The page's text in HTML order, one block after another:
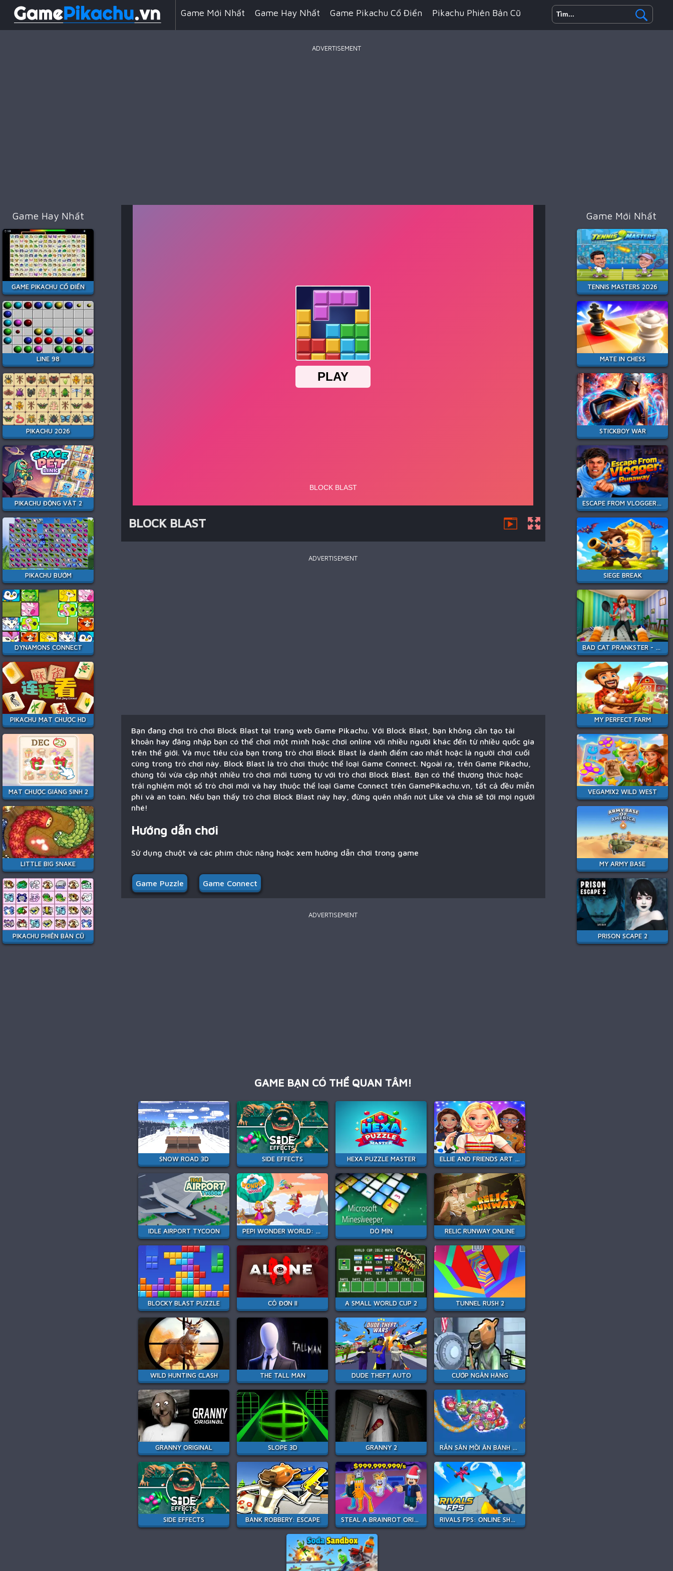
Game Mới Nhất Game Hay Nhất Game Pikachu Cổ Điển Pikachu Phiên Bản Cũ
ADVERTISEMENT
Game Hay Nhất
GAME PIKACHU CỔ ĐIỂN
LINE 98
PIKACHU 2026
PIKACHU ĐỘNG VẬT 2
PIKACHU BƯỚM
DYNAMONS CONNECT
PIKACHU MẠT CHƯỢC HD
MẠT CHƯỢC GIÁNG SINH 2
LITTLE BIG SNAKE
PIKACHU PHIÊN BẢN CŨ
BLOCK BLAST
ADVERTISEMENT
Bạn đang chơi trò chơi Block Blast tại trang web Game Pikachu. Với Block Blast, bạn không cần tạo tài
khoản hay đăng nhập bạn có thể chơi một mình hoặc chơi online với nhiều người khác đến từ nhiều quốc gia
trên thế giới. Và mục tiêu của bạn trong trò chơi Block Blast là dành điểm cao nhất hoặc là người chơi cuối
cùng trong trò chơi này. Block Blast là trò chơi thuộc thể loại Game Connect. Ngoài ra, trên Game Pikachu,
chúng tôi vừa cập nhật nhiều trò chơi mới tương tự với trò chơi Block Blast. Bạn có thể thương thức hoặc
trải nghiệm một số trò chơi mới và hay thuộc thể loại Game Connect trên GamePikachu.vn, tất cả đều miễn
phí và an toàn. Nếu bạn thấy trò chơi Block Blast này hay, đừng quên nhấn nút Like và chia sẽ tới mọi người
nhé!
Hướng dẫn chơi
Sử dụng chuột và các phím chức năng hoặc xem hướng dẫn chơi trong game
Game Puzzle Game Connect
ADVERTISEMENT
GAME BẠN CÓ THỂ QUAN TÂM!
SNOW ROAD 3D SIDE EFFECTS HEXA PUZZLE MASTER ELLIE AND FRIENDS ART BLOOM AESTHETIC
IDLE AIRPORT TYCOON PEPI WONDER WORLD: MAGIC ISLE! DÒ MÌN RELIC RUNWAY ONLINE
BLOCKY BLAST PUZZLE CÔ ĐƠN II A SMALL WORLD CUP 2 TUNNEL RUSH 2
WILD HUNTING CLASH THE TALL MAN DUDE THEFT AUTO CƯỚP NGÂN HÀNG
GRANNY ORIGINAL SLOPE 3D GRANNY 2 RẮN SĂN MỒI ĂN BÁNH KẸO
SIDE EFFECTS BANK ROBBERY: ESCAPE STEAL A BRAINROT ORIGINAL 3D RIVALS FPS: ONLINE SHOOTER
Game Mới Nhất
TENNIS MASTERS 2026
MATE IN CHESS
STICKBOY WAR
ESCAPE FROM VLOGGER: RUNAWAY
SIEGE BREAK
BAD CAT PRANKSTER - MOM IS RETURN
MY PERFECT FARM
VEGAMIX2 WILD WEST
MY ARMY BASE
PRISON SCAPE 2